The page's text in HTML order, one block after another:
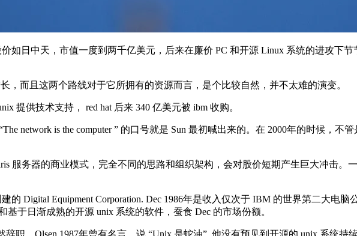
价如日中天，市值一度到两千亿美元，后来在廉价 PC 和开源 Linux 系统的进攻下
，而且这两个路线对于它所拥有的资源而言，是个比较自然，并不太难的演变。
提供技术支持， red hat 后来 340 亿美元被 ibm 收购。
network is the computer ” 的口号就是 Sun 最初喊出来的。在 2000年的时候，
服务器的商业模式，完全不同的思路和组织架构，会对股价短期产生巨大冲击。
建的 Digital Equipment Corporation. Dec 1986年是收入仅次于 IBM 的世界第二大电
基于日渐成熟的开源 unix 系统的软件，蚕食 Dec 的市场份额。
辞职。Olsen 1987年曾有名言，说 “Unix 是蛇油”. 他没有预见到开源的 unix 系统持